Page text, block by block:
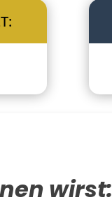
wirst: